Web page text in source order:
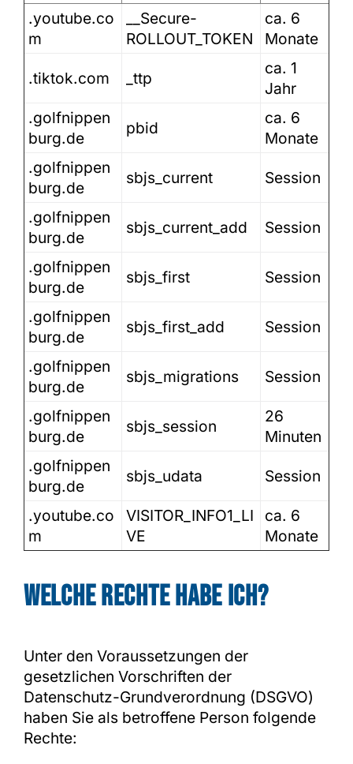
.youtube.co
m
__Secure-
ROLLOUT_TOKEN
ca. 6
Monate
.tiktok.com _ttp
ca. 1
Jahr
.golfnippen
burg.de
pbid
ca. 6
Monate
.golfnippen
burg.de
sbjs_current Session
.golfnippen
burg.de
sbjs_current_add Session
.golfnippen
burg.de
sbjs_first Session
.golfnippen
burg.de
sbjs_first_add Session
.golfnippen
burg.de
sbjs_migrations Session
.golfnippen
burg.de
sbjs_session
26
Minuten
.golfnippen
burg.de
sbjs_udata Session
.youtube.co
m
VISITOR_INFO1_LI
VE
ca. 6
Monate
Welche Rechte habe ich?
Unter den Voraussetzungen der
gesetzlichen Vorschriften der
Datenschutz-Grundverordnung (DSGVO)
haben Sie als betroffene Person folgende
Rechte: